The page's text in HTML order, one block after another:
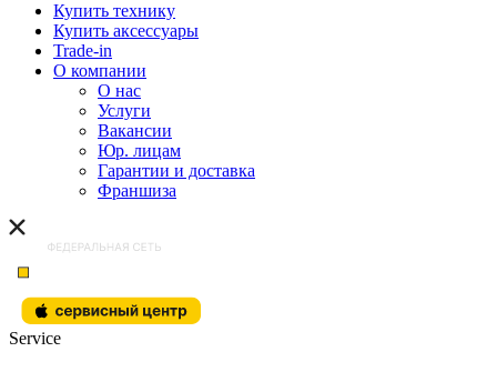
Купить технику
Купить аксессуары
Trade-in
О компании
О нас
Услуги
Вакансии
Юр. лицам
Гарантии и доставка
Франшиза
Service